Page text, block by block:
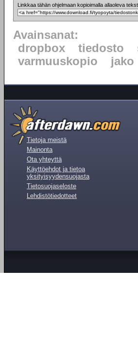
Linkkaa tähän ohjelmaan kopioimalla allaoleva
Avainsanat:
dropbox
tiedosto
varmuuskopio
jako
Tietoja meistä
Mainonta
Ota yhteyttä
Käyttöehdot ja tietoa
yksityisyydensuojasta
Tietosuojaseloste
Lehdistötiedotteet